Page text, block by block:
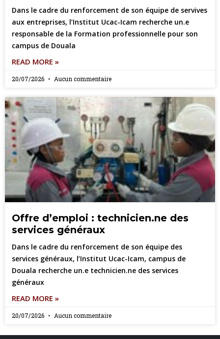
Dans le cadre du renforcement de son équipe de servives
aux entreprises, l’Institut Ucac-Icam recherche un.e
responsable de la Formation professionnelle pour son
campus de Douala
READ MORE »
20/07/2026 Aucun commentaire
Offre d’emploi : technicien.ne des
services généraux
Dans le cadre du renforcement de son équipe des
services généraux, l’Institut Ucac-Icam, campus de
Douala recherche un.e technicien.ne des services
généraux
READ MORE »
20/07/2026 Aucun commentaire